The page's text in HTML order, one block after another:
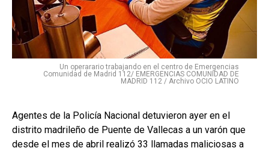
Un operarario trabajando en el centro de Emergencias
Comunidad de Madrid 112/ EMERGENCIAS COMUNIDAD DE
MADRID 112 / Archivo OCIO LATINO
Agentes de la Policía Nacional detuvieron ayer en el
distrito madrileño de Puente de Vallecas a un varón que
desde el mes de abril realizó 33 llamadas maliciosas a